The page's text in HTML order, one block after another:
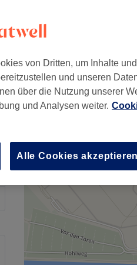
von Dritten, um Inhalte
und unseren
über die Nutzung unserer
und Analysen weiter.
Alle Cookies akzeptieren